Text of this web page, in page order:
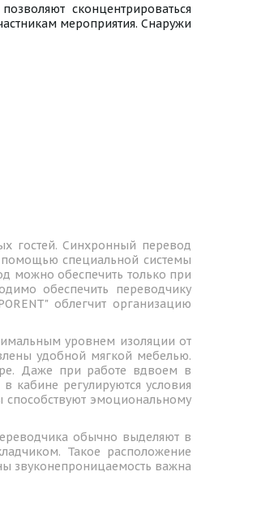
сконцентрироваться
мероприятия. Снаружи
гостей. Синхронный перевод
специальной системы
можно обеспечить только при
обеспечить переводчику
облегчит организацию
уровнем изоляции от
удобной мягкой мебелью.
Даже при работе вдвоем в
кабине регулируются условия
эмоциональному
обычно выделяют в
Такое расположение
звуконепроницаемость важна